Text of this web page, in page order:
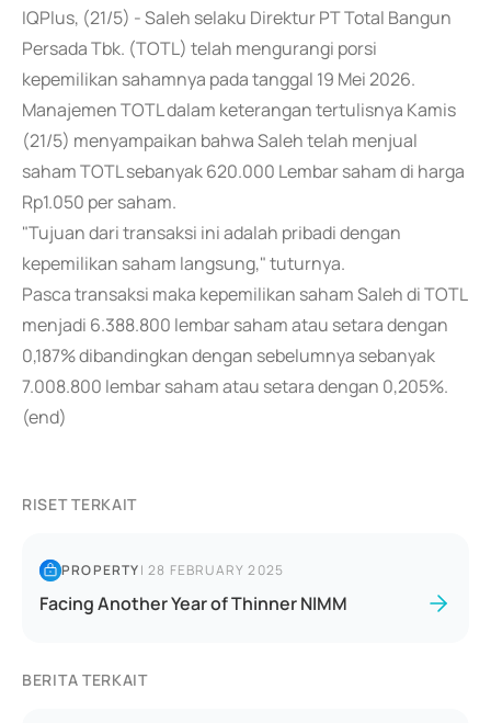
IQPlus, (21/5) - Saleh selaku Direktur PT Total Bangun
Persada Tbk. (TOTL) telah mengurangi porsi
kepemilikan sahamnya pada tanggal 19 Mei 2026.
Manajemen TOTL dalam keterangan tertulisnya Kamis
(21/5) menyampaikan bahwa Saleh telah menjual
saham TOTL sebanyak 620.000 Lembar saham di harga
Rp1.050 per saham.
"Tujuan dari transaksi ini adalah pribadi dengan
kepemilikan saham langsung," tuturnya.
Pasca transaksi maka kepemilikan saham Saleh di TOTL
menjadi 6.388.800 lembar saham atau setara dengan
0,187% dibandingkan dengan sebelumnya sebanyak
7.008.800 lembar saham atau setara dengan 0,205%.
(end)
RISET TERKAIT
PROPERTY|28 FEBRUARY 2025
Facing Another Year of Thinner NIMM
BERITA TERKAIT